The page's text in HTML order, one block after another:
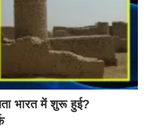
भारत में शुरू हुई?